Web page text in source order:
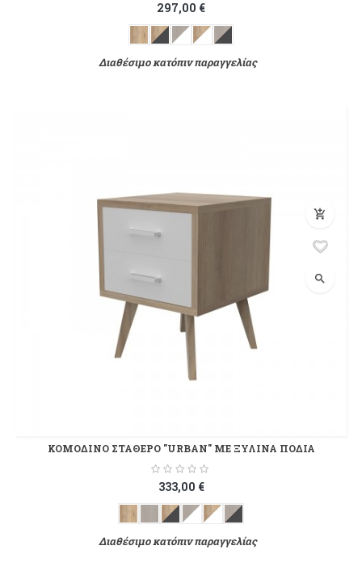
297,00 €
Διαθέσιμο κατόπιν παραγγελίας
add_shopping_cart
search
ΚΟΜΟΔΙΝΟ ΣΤΑΘΕΡΟ "URBAN" ΜΕ ΞΥΛΙΝΑ ΠΟΔΙΑ
333,00 €
Διαθέσιμο κατόπιν παραγγελίας